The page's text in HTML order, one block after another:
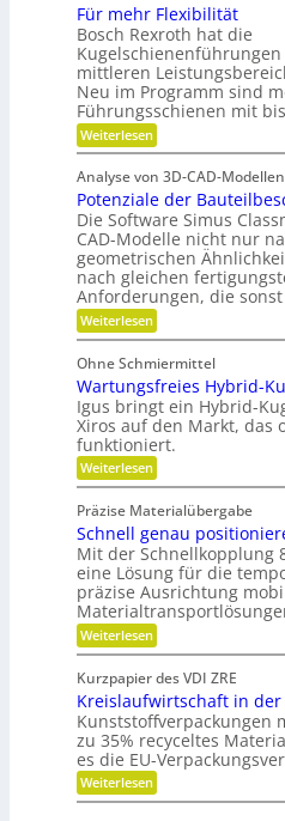
k
u
n
d
P
l
t
z
a
n
t
w
o
r
t
u
n
z
i
g
e
S
t
i
f
t
n
g
g
e
g
r
ü
n
d
e
e
x
i
b
l
e
P
l
a
n
t
e
n
g
e
t
r
i
e
b
e
-
F
a
m
i
l
i
e
Für mehr Flexibilität
Bosch Rexroth hat die
Kugelschienenführungen
mittleren
Neu im Programm sind
Führungsschienen mit
Weiterlesen:
F
r
m
e
h
r
F
l
e
x
i
i
l
i
t
ä
t
Analyse von 3D-CAD-Modellen
Potenziale der
Die Software Simus
CAD-Modelle nicht nur
geometrischen
nach gleichen
Anforderungen, die
Weiterlesen:
P
t
e
n
z
i
a
l
e
e
r
B
a
u
t
e
i
l
e
s
c
h
a
f
f
u
Ohne Schmiermittel
Wartungsfreies Hybrid-
Igus bringt ein Hybrid-
Xiros auf den Markt, das
funktioniert.
Weiterlesen:
W
r
t
u
n
g
s
f
r
e
e
s
H
y
b
r
i
d
Präzise Materialübergabe
Schnell genau
Mit der Schnellkopplung
eine Lösung für die
präzise Ausrichtung
Weiterlesen:
S
h
n
e
l
l
g
e
n
Kurzpapier des VDI ZRE
Kreislaufwirtschaft in
Kunststoffverpackungen
zu 35% recyceltes
es die EU-
Weiterlesen:
K